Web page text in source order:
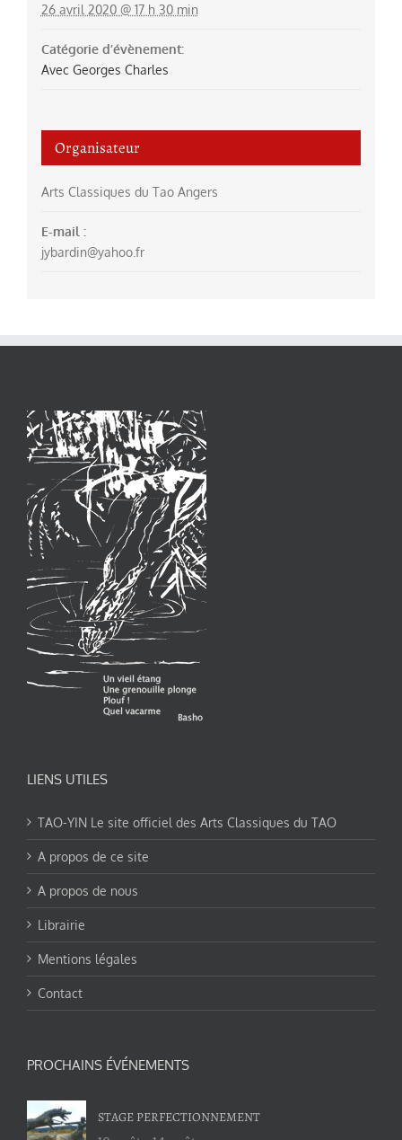
26 avril 2020 @ 17 h 30 min
Catégorie d’évènement:
Avec Georges Charles
Organisateur
Arts Classiques du Tao Angers
E-mail :
jybardin@yahoo.fr
LIENS UTILES
TAO-YIN Le site officiel des Arts Classiques du TAO
A propos de ce site
A propos de nous
Librairie
Mentions légales
Contact
PROCHAINS ÉVÉNEMENTS
STAGE PERFECTIONNEMENT